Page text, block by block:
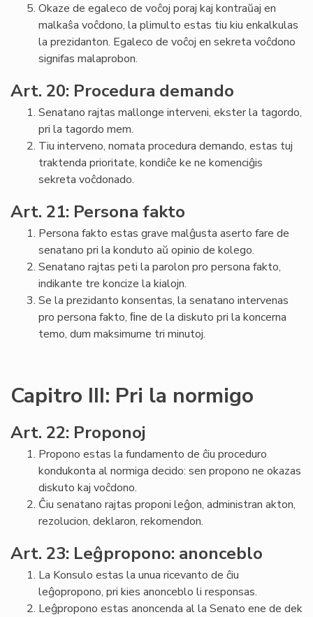
Okaze de egaleco de voĉoj poraj kaj kontraŭaj en
malkaŝa voĉdono, la plimulto estas tiu kiu enkalkulas
la prezidanton. Egaleco de voĉoj en sekreta voĉdono
signifas malaprobon.
Art. 20: Procedura demando
Senatano rajtas mallonge interveni, ekster la tagordo,
pri la tagordo mem.
Tiu interveno, nomata procedura demando, estas tuj
traktenda prioritate, kondiĉe ke ne komenciĝis
sekreta voĉdonado.
Art. 21: Persona fakto
Persona fakto estas grave malĝusta aserto fare de
senatano pri la konduto aŭ opinio de kolego.
Senatano rajtas peti la parolon pro persona fakto,
indikante tre koncize la kialojn.
Se la prezidanto konsentas, la senatano intervenas
pro persona fakto, ﬁne de la diskuto pri la koncerna
temo, dum maksimume tri minutoj.
Capitro III: Pri la normigo
Art. 22: Proponoj
Propono estas la fundamento de ĉiu proceduro
kondukonta al normiga decido: sen propono ne okazas
diskuto kaj voĉdono.
Ĉiu senatano rajtas proponi leĝon, administran akton,
rezolucion, deklaron, rekomendon.
Art. 23: Leĝpropono: anonceblo
La Konsulo estas la unua ricevanto de ĉiu
leĝopropono, pri kies anonceblo li responsas.
Leĝpropono estas anoncenda al la Senato ene de dek